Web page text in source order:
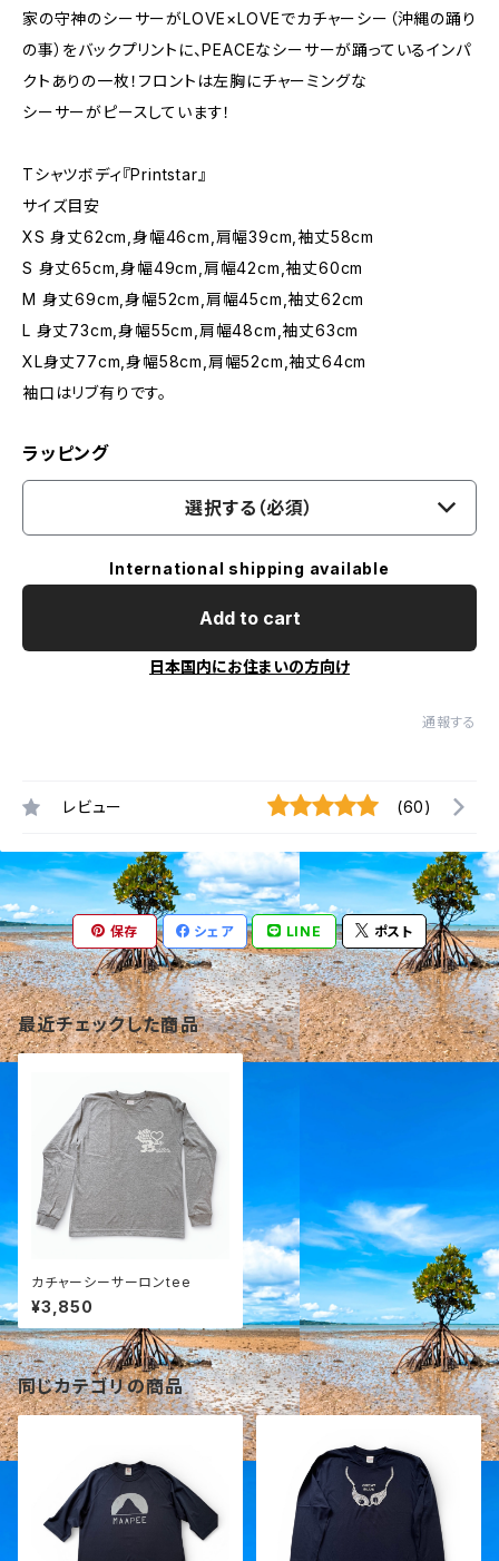
家の守神のシーサーがLOVE×LOVEでカチャーシー（沖縄の踊り
の事）をバックプリントに、PEACEなシーサーが踊っているインパ
クトありの一枚！フロントは左胸にチャーミングな
シーサーがピースしています！
Tシャツボディ『Printstar』
サイズ目安
XS 身丈62cm,身幅46cm,肩幅39cm,袖丈58cm
S 身丈65cm,身幅49cm,肩幅42cm,袖丈60cm
M 身丈69cm,身幅52cm,肩幅45cm,袖丈62cm
L 身丈73cm,身幅55cm,肩幅48cm,袖丈63cm
XL身丈77cm,身幅58cm,肩幅52cm,袖丈64cm
袖口はリブ有りです。
ラッピング
選択する（必須）
International shipping available
Add to cart
日本国内にお住まいの方向け
通報する
レビュー (60)
保存 シェア LINE ポスト
最近チェックした商品
カチャーシーサーロンtee
¥3,850
同じカテゴリの商品